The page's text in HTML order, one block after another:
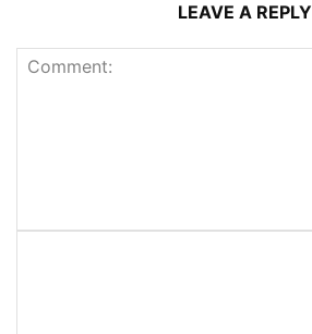
LEAVE A REPLY